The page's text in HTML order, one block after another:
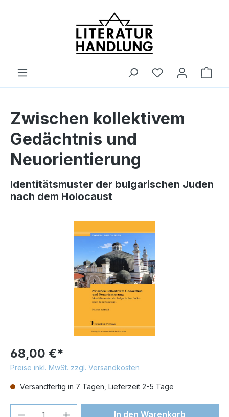
Zwischen kollektivem
Gedächtnis und
Neuorientierung
Identitätsmuster der bulgarischen Juden
nach dem Holocaust
68,00 €*
Preise inkl. MwSt. zzgl. Versandkosten
Versandfertig in 7 Tagen, Lieferzeit 2-5 Tage
Produkt Anzahl: Gib denIn den Warenkorb